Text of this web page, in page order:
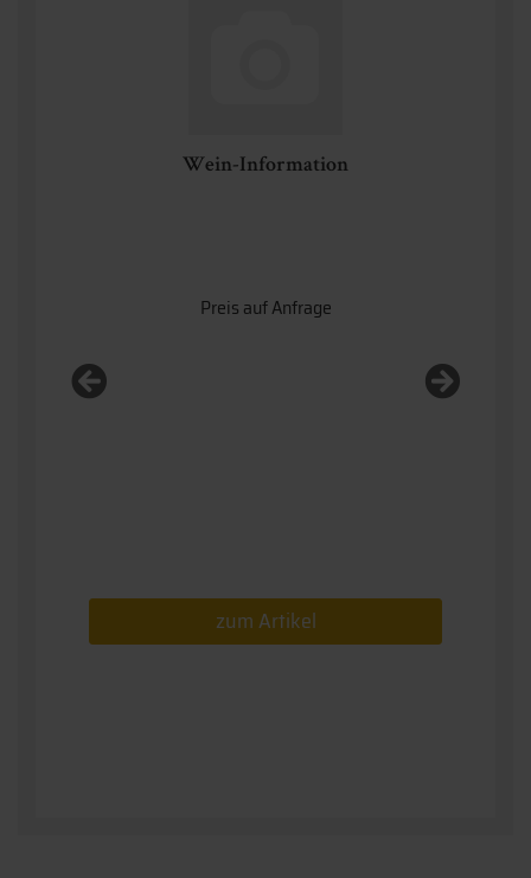
Wein-Information
Preis auf Anfrage
zum Artikel